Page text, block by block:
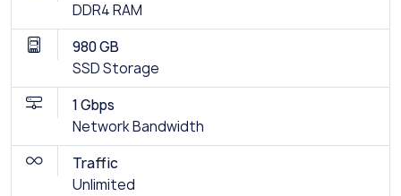
DDR4 RAM
980 GB
SSD Storage
1 Gbps
Network Bandwidth
Traffic
Unlimited